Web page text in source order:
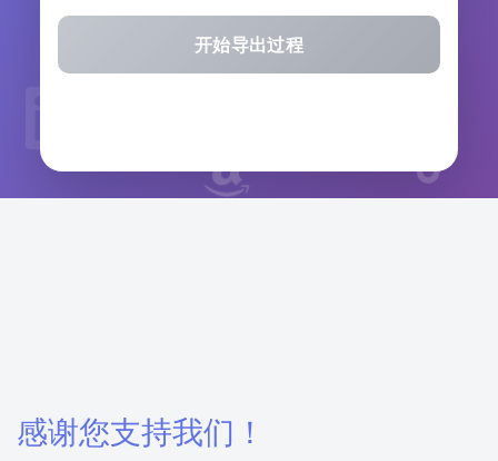
开始导出过程
感谢您支持我们！